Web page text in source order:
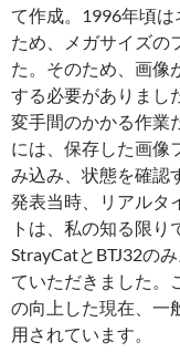
て作成。1996年頃
ため、メガサイズの
た。そのため、画像
する必要がありまし
変手間のかかる作業
には、保存した画像
み込み、状態を確認
発表当時、リアルタ
トは、私の知る限
StrayCatとBTJ32の
ていただきました。
の向上した現在、一
用されています。